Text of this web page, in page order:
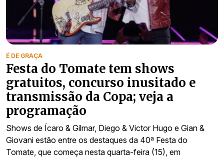
É DE GRAÇA
Festa do Tomate tem shows
gratuitos, concurso inusitado e
transmissão da Copa; veja a
programação
Shows de Ícaro & Gilmar, Diego & Victor Hugo e Gian &
Giovani estão entre os destaques da 40ª Festa do
Tomate, que começa nesta quarta-feira (15), em